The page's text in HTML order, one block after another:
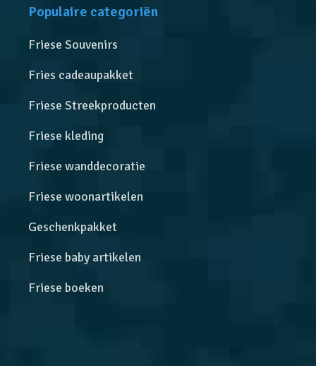
Populaire categoriën
Friese Souvenirs
Fries cadeaupakket
Friese Streekproducten
Friese kleding
Friese wanddecoratie
Friese woonartikelen
Geschenkpakket
Friese baby artikelen
Friese boeken